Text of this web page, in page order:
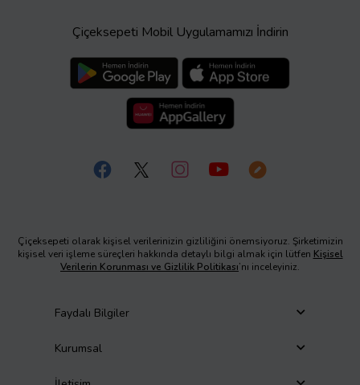
Çiçeksepeti Mobil Uygulamamızı İndirin
Çiçeksepeti olarak kişisel verilerinizin gizliliğini önemsiyoruz. Şirketimizin
kişisel veri işleme süreçleri hakkında detaylı bilgi almak için lütfen Kişisel
Verilerin Korunması ve Gizlilik Politikası’nı inceleyiniz.
Faydalı Bilgiler
Kurumsal